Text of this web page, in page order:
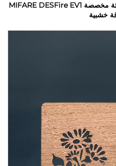
بطاقة خشبية NFC ذكية صديقة للبيئة مخصصة MIFARE DESFire EV1